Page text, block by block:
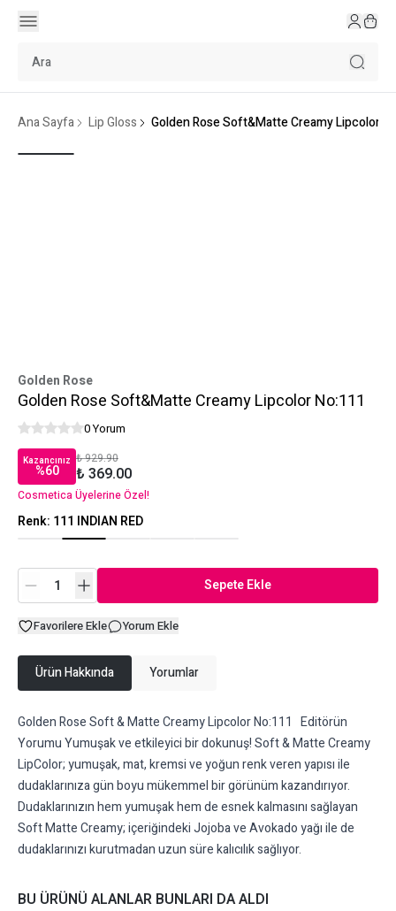
Ana Sayfa Lip Gloss Golden Rose Soft&Matte Creamy Lipcolor
Golden Rose
Golden Rose Soft&Matte Creamy Lipcolor No:111
0 Yorum
Kazancınız
%60
₺ 929.90
₺ 369.00
Cosmetica Üyelerine Özel!
Renk: 111 INDIAN RED
Sepete Ekle
Favorilere Ekle Yorum Ekle
Ürün Hakkında Yorumlar
Golden Rose Soft & Matte Creamy Lipcolor No:111 Editörün
Yorumu Yumuşak ve etkileyici bir dokunuş! Soft & Matte Creamy
LipColor; yumuşak, mat, kremsi ve yoğun renk veren yapısı ile
dudaklarınıza gün boyu mükemmel bir görünüm kazandırıyor.
Dudaklarınızın hem yumuşak hem de esnek kalmasını sağlayan
Soft Matte Creamy; içeriğindeki Jojoba ve Avokado yağı ile de
dudaklarınızı kurutmadan uzun süre kalıcılık sağlıyor.
BU ÜRÜNÜ ALANLAR BUNLARI DA ALDI